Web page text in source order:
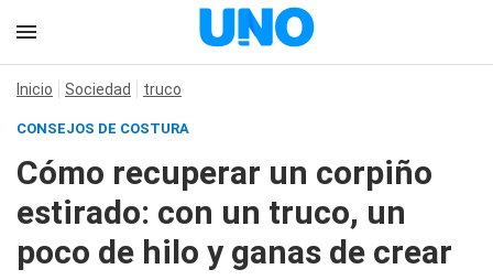
Inicio Sociedad truco
CONSEJOS DE COSTURA
Cómo recuperar un corpiño
estirado: con un truco, un
poco de hilo y ganas de crear